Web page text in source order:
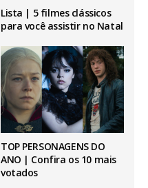
Lista | 5 filmes clássicos
para você assistir no Natal
TOP PERSONAGENS DO
ANO | Confira os 10 mais
votados